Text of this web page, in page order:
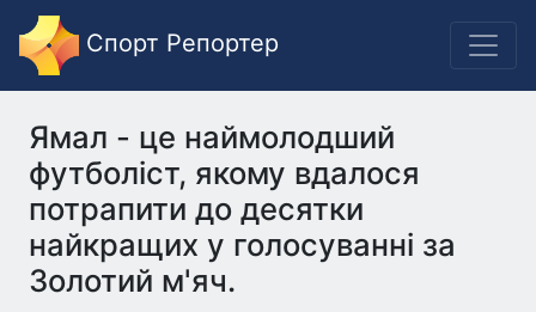
Спорт Репортер
Ямал - це наймолодший
футболіст, якому вдалося
потрапити до десятки
найкращих у голосуванні за
Золотий м'яч.